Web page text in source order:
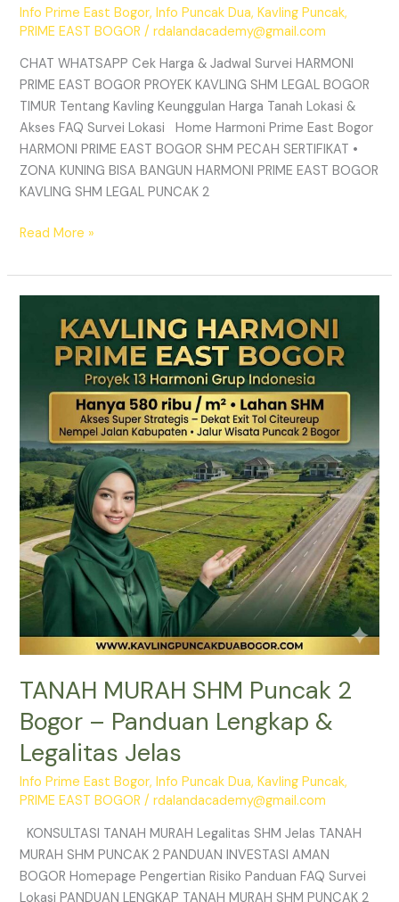
Info Prime East Bogor,Info Puncak Dua,Kavling Puncak,
PRIME EAST BOGOR /rdalandacademy@gmail.com
CHAT WHATSAPP Cek Harga & Jadwal Survei HARMONI
PRIME EAST BOGOR PROYEK KAVLING SHM LEGAL BOGOR
TIMUR Tentang Kavling Keunggulan Harga Tanah Lokasi &
Akses FAQ Survei Lokasi Home Harmoni Prime East Bogor
HARMONI PRIME EAST BOGOR SHM PECAH SERTIFIKAT •
ZONA KUNING BISA BANGUN HARMONI PRIME EAST BOGOR
KAVLING SHM LEGAL PUNCAK 2
Read More »
TANAH MURAH SHM Puncak 2
Bogor – Panduan Lengkap &
Legalitas Jelas
Info Prime East Bogor,Info Puncak Dua,Kavling Puncak,
PRIME EAST BOGOR /rdalandacademy@gmail.com
KONSULTASI TANAH MURAH Legalitas SHM Jelas TANAH
MURAH SHM PUNCAK 2 PANDUAN INVESTASI AMAN
BOGOR Homepage Pengertian Risiko Panduan FAQ Survei
Lokasi PANDUAN LENGKAP TANAH MURAH SHM PUNCAK 2
MURAH
Puncak
Panduan
Lengkap
&
Legalitas
Jelas